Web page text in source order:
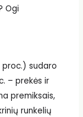
Ogi
proc.) sudaro
– prekės ir
premiksais,
runkelių